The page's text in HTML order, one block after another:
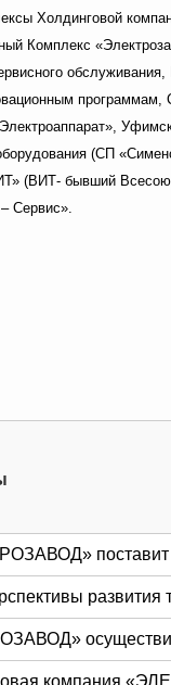
Холдинговой
Комплекс
(СП
(ВИТ- бывший
Сервис».
развития
компания